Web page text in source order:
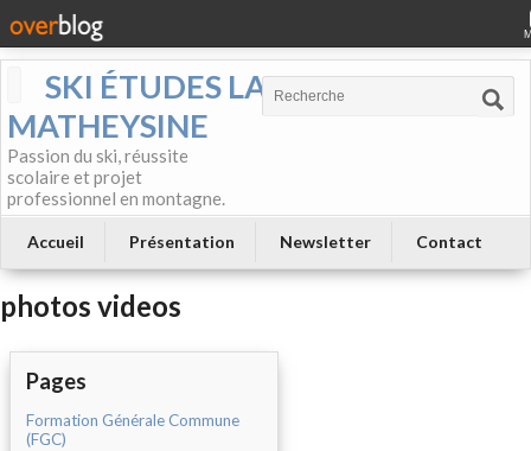
SKI ÉTUDES LA
MATHEYSINE
Passion du ski, réussite
scolaire et projet
professionnel en montagne.
Accueil Présentation Newsletter Contact
photos videos
Pages
Formation Générale Commune
(FGC)